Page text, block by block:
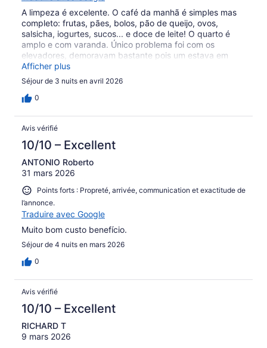
A limpeza é excelente. O café da manhã é simples mas
completo: frutas, pães, bolos, pão de queijo, ovos,
salsicha, iogurtes, sucos... e doce de leite! O quarto é
amplo e com varanda. Único problema foi com os
elevadores, demoravam bastante pois um estava em
conserto e os outros dois não tinham a funcionalidade de
chamar o mais próximo, então as pessoas chamavam os
dois.
Afficher plus
Séjour de 3 nuits en avril 2026
0
Avis vérifié
10/10 – Excellent
ANTONIO Roberto
31 mars 2026
Points forts : Propreté, arrivée, communication et exactitude de
l’annonce.
Traduire avec Google
Muito bom custo benefício.
Séjour de 4 nuits en mars 2026
0
Avis vérifié
10/10 – Excellent
RICHARD T
9 mars 2026